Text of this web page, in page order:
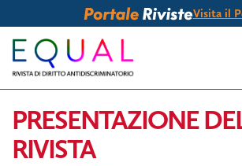
Visita il
PRESENTAZIONE
RIVISTA